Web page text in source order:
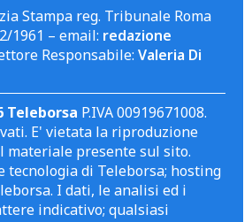
Stampa reg. Tribunale Roma
1961 – email: redazione
Responsabile: Valeria Di
Teleborsa P.IVA 00919671008.
E' vietata la riproduzione
materiale presente sul sito.
tecnologia di Teleborsa; hosting
I dati, le analisi ed i
indicativo; qualsiasi